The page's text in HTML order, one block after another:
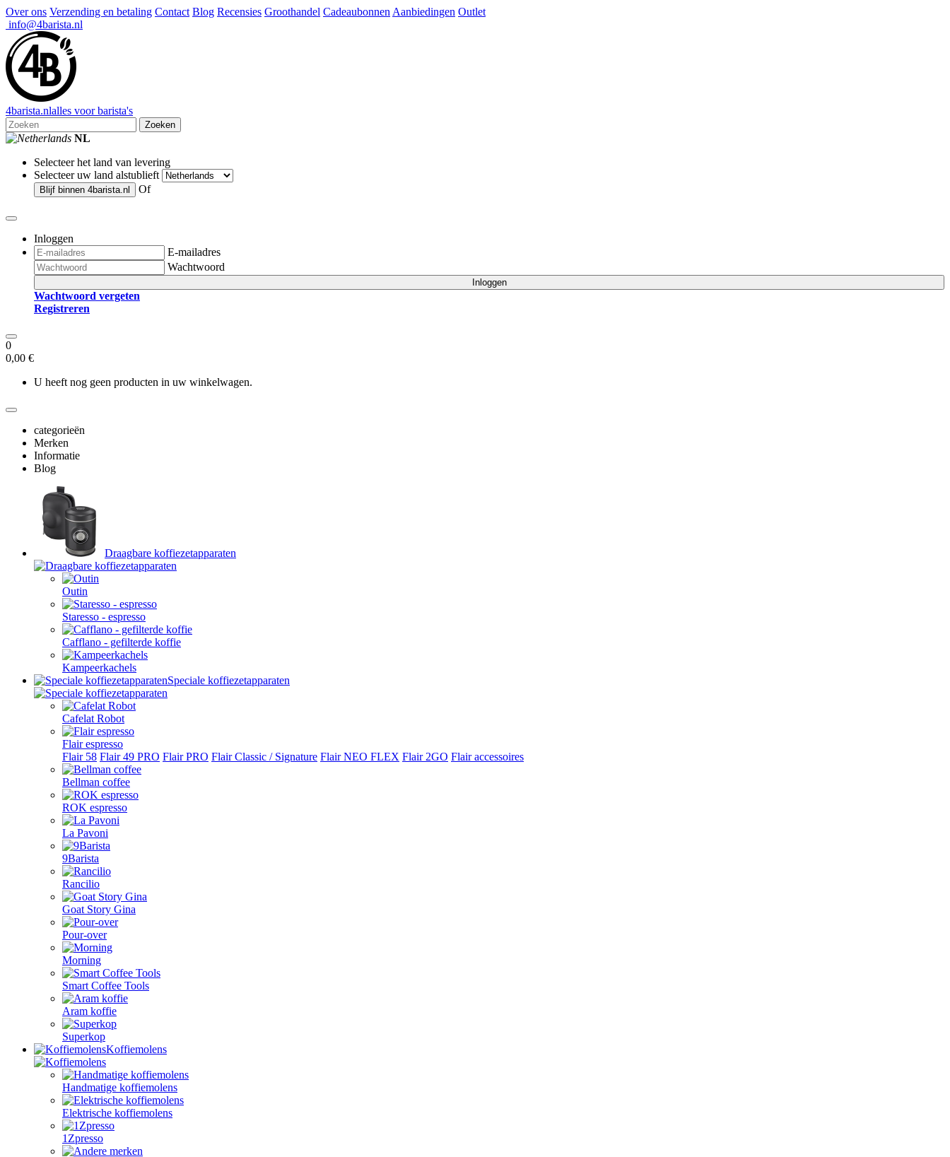
Over ons Verzending en betaling Contact Blog Recensies Groothandel Cadeaubonnen Aanbiedingen Outlet
info@4barista.nl
4barista.nlalles voor barista's
Zoeken
NL
Selecteer het land van levering
Selecteer uw land alstublieft
Blijf binnen 4barista.nl Of
Inloggen
E-mailadres
Wachtwoord
Inloggen
Wachtwoord vergeten
Registreren
0
0,00 €
U heeft nog geen producten in uw winkelwagen.
categorieën
Merken
Informatie
Blog
Draagbare koffiezetapparaten
Outin
Staresso - espresso
Cafflano - gefilterde koffie
Kampeerkachels
Speciale koffiezetapparaten
Cafelat Robot
Flair espresso
Flair 58 Flair 49 PRO Flair PRO Flair Classic / Signature Flair NEO FLEX Flair 2GO Flair accessoires
Bellman coffee
ROK espresso
La Pavoni
9Barista
Rancilio
Goat Story Gina
Pour-over
Morning
Smart Coffee Tools
Aram koffie
Superkop
Koffiemolens
Handmatige koffiemolens
Elektrische koffiemolens
1Zpresso